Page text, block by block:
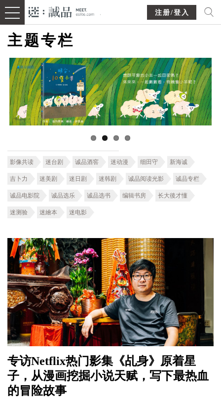
注册/登入
主题专栏
影像共读 迷台剧 诚品酒窖 迷动漫 细田守 新海诚
吉卜力 迷美剧 迷日剧 迷韩剧 诚品阅读光影 诚品专栏
诚品电影院 诚品选乐 诚品选书 编辑书房 长大後才懂
迷测验 迷繪本 迷电影
专访Netflix热门影集《乩身》原着星
子，从漫画挖掘小说天赋，写下最热血
的冒险故事